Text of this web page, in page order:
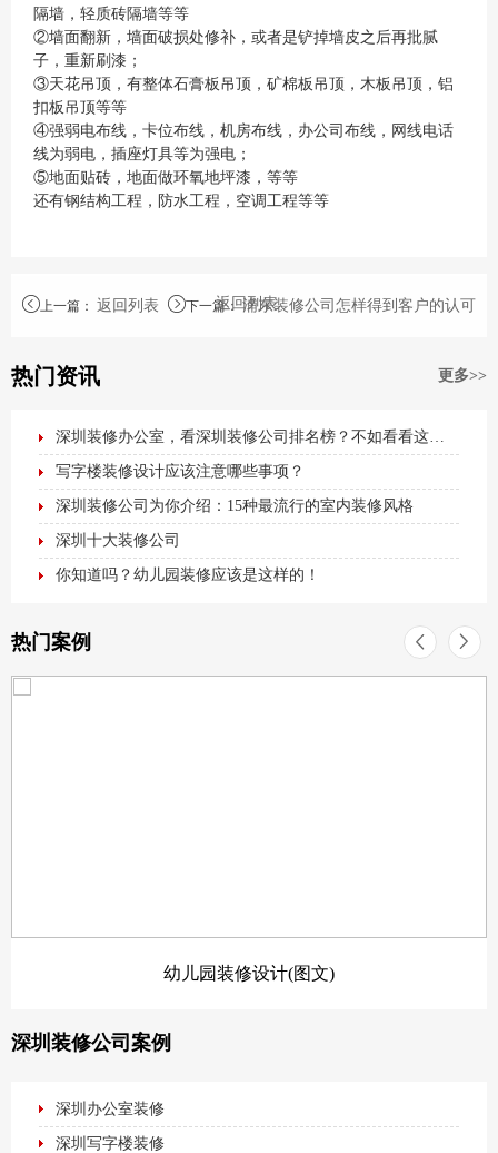
隔墙，轻质砖隔墙等等
②墙面翻新，墙面破损处修补，或者是铲掉墙皮之后再批腻
子，重新刷漆；
③天花吊顶，有整体石膏板吊顶，矿棉板吊顶，木板吊顶，铝
扣板吊顶等等
④强弱电布线，卡位布线，机房布线，办公司布线，网线电话
线为弱电，插座灯具等为强电；
⑤地面贴砖，地面做环氧地坪漆，等等
还有钢结构工程，防水工程，空调工程等等
上一篇 ： 返回列表 下一篇：浦东装修公司怎样得到客户的认可
返回列表
热门资讯 更多>>
深圳装修办公室，看深圳装修公司排名榜？不如看看这篇最全办公室装修攻略！
写字楼装修设计应该注意哪些事项？
深圳装修公司为你介绍：15种最流行的室内装修风格
深圳十大装修公司
你知道吗？幼儿园装修应该是这样的！
热门案例
幼儿园装修设计(图文)
深圳装修公司案例
深圳办公室装修
深圳写字楼装修